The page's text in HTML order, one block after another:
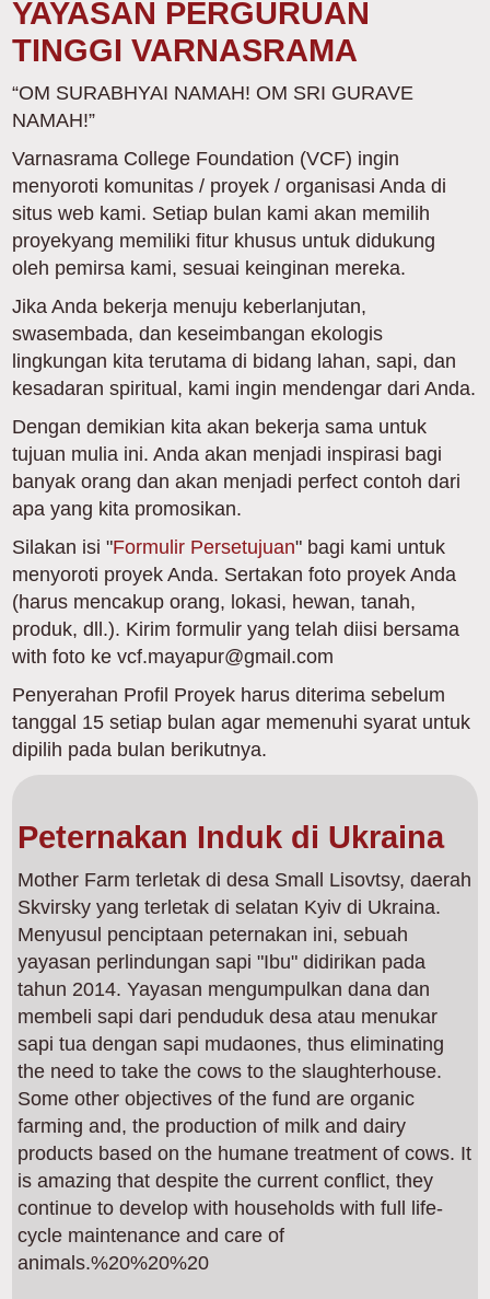
YAYASAN PERGURUAN
TINGGI VARNASRAMA
“OM SURABHYAI NAMAH! OM SRI GURAVE
NAMAH!”
Varnasrama College Foundation (VCF) ingin
menyoroti komunitas / proyek / organisasi Anda di
situs web kami. Setiap bulan kami akan memilih
proyekyang memiliki fitur khusus untuk didukung
oleh pemirsa kami, sesuai keinginan mereka.
Jika Anda bekerja menuju keberlanjutan,
swasembada, dan keseimbangan ekologis
lingkungan kita terutama di bidang lahan, sapi, dan
kesadaran spiritual, kami ingin mendengar dari Anda.
Dengan demikian kita akan bekerja sama untuk
tujuan mulia ini. Anda akan menjadi inspirasi bagi
banyak orang dan akan menjadi perfect contoh dari
apa yang kita promosikan.
Silakan isi "Formulir Persetujuan" bagi kami untuk
menyoroti proyek Anda. Sertakan foto proyek Anda
(harus mencakup orang, lokasi, hewan, tanah,
produk, dll.). Kirim formulir yang telah diisi bersama
with foto ke vcf.mayapur@gmail.com
Penyerahan Profil Proyek harus diterima sebelum
tanggal 15 setiap bulan agar memenuhi syarat untuk
dipilih pada bulan berikutnya.
Peternakan Induk di Ukraina
Mother Farm terletak di desa Small Lisovtsy, daerah
Skvirsky yang terletak di selatan Kyiv di Ukraina.
Menyusul penciptaan peternakan ini, sebuah
yayasan perlindungan sapi "Ibu" didirikan pada
tahun 2014. Yayasan mengumpulkan dana dan
membeli sapi dari penduduk desa atau menukar
sapi tua dengan sapi mudaones, thus eliminating
the need to take the cows to the slaughterhouse.
Some other objectives of the fund are organic
farming and, the production of milk and dairy
products based on the humane treatment of cows. It
is amazing that despite the current conflict, they
continue to develop with households with full life-
cycle maintenance and care of
animals.%20%20%20